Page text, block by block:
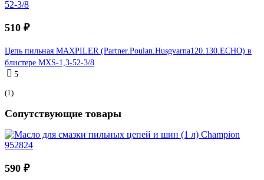
510 ₽
Цепь пильная MAXPILER (Partner.Poulan.Husgvarna120.130.ECHO) в
блистере MXS-1,3-52-3/8
5
(1)
Сопутствующие товары
590 ₽